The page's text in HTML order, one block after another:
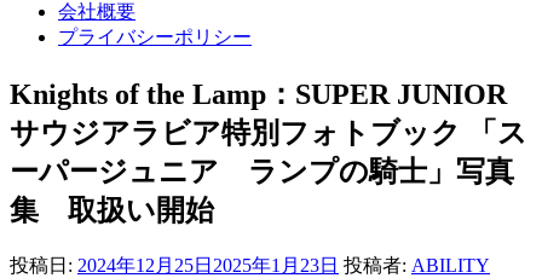
会社概要
プライバシーポリシー
Knights of the Lamp：SUPER JUNIOR
サウジアラビア特別フォトブック 「ス
ーパージュニア ランプの騎士」写真
集 取扱い開始
投稿日: 2024年12月25日 2025年1月23日 投稿者: ABILITY